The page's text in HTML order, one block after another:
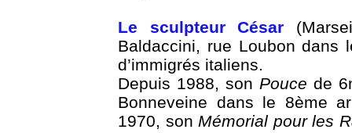
Le sculpteur César
Baldaccini, rue Loubon dans
d’immigrés italiens.
Depuis 1988, son Pouce de
Bonneveine dans le 8ème
1970, son Mémorial pour les